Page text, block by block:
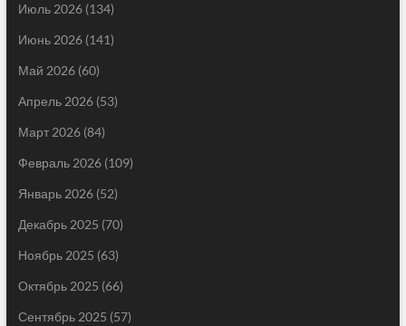
Июль 2026(134)
Июнь 2026(141)
Май 2026(60)
Апрель 2026(53)
Март 2026(84)
Февраль 2026(109)
Январь 2026(52)
Декабрь 2025 (70)
Ноябрь 2025 (63)
Октябрь 2025 (66)
Сентябрь 2025 (57)